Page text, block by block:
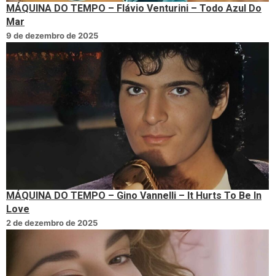
MÁQUINA DO TEMPO – Flávio Venturini – Todo Azul Do
Mar
9 de dezembro de 2025
MÁQUINA DO TEMPO – Gino Vannelli – It Hurts To Be In
Love
2 de dezembro de 2025